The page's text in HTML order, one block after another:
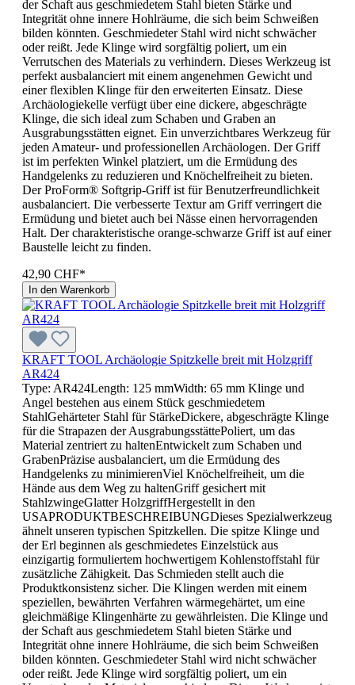
der Schaft aus geschmiedetem Stahl bieten Stärke und
Integrität ohne innere Hohlräume, die sich beim Schweißen
bilden könnten. Geschmiedeter Stahl wird nicht schwächer
oder reißt. Jede Klinge wird sorgfältig poliert, um ein
Verrutschen des Materials zu verhindern. Dieses Werkzeug ist
perfekt ausbalanciert mit einem angenehmen Gewicht und
einer flexiblen Klinge für den erweiterten Einsatz. Diese
Archäologiekelle verfügt über eine dickere, abgeschrägte
Klinge, die sich ideal zum Schaben und Graben an
Ausgrabungsstätten eignet. Ein unverzichtbares Werkzeug für
jeden Amateur- und professionellen Archäologen. Der Griff
ist im perfekten Winkel platziert, um die Ermüdung des
Handgelenks zu reduzieren und Knöchelfreiheit zu bieten.
Der ProForm® Softgrip-Griff ist für Benutzerfreundlichkeit
ausbalanciert. Die verbesserte Textur am Griff verringert die
Ermüdung und bietet auch bei Nässe einen hervorragenden
Halt. Der charakteristische orange-schwarze Griff ist auf einer
Baustelle leicht zu finden.
42,90 CHF*
In den Warenkorb
KRAFT TOOL Archäologie Spitzkelle breit mit Holzgriff
AR424
Type: AR424Length: 125 mmWidth: 65 mm Klinge und
Angel bestehen aus einem Stück geschmiedetem
StahlGehärteter Stahl für StärkeDickere, abgeschrägte Klinge
für die Strapazen der AusgrabungsstättePoliert, um das
Material zentriert zu haltenEntwickelt zum Schaben und
GrabenPräzise ausbalanciert, um die Ermüdung des
Handgelenks zu minimierenViel Knöchelfreiheit, um die
Hände aus dem Weg zu haltenGriff gesichert mit
StahlzwingeGlatter HolzgriffHergestellt in den
USAPRODUKTBESCHREIBUNGDieses Spezialwerkzeug
ähnelt unseren typischen Spitzkellen. Die spitze Klinge und
der Erl beginnen als geschmiedetes Einzelstück aus
einzigartig formuliertem hochwertigem Kohlenstoffstahl für
zusätzliche Zähigkeit. Das Schmieden stellt auch die
Produktkonsistenz sicher. Die Klingen werden mit einem
speziellen, bewährten Verfahren wärmegehärtet, um eine
gleichmäßige Klingenhärte zu gewährleisten. Die Klinge und
der Schaft aus geschmiedetem Stahl bieten Stärke und
Integrität ohne innere Hohlräume, die sich beim Schweißen
bilden könnten. Geschmiedeter Stahl wird nicht schwächer
oder reißt. Jede Klinge wird sorgfältig poliert, um ein